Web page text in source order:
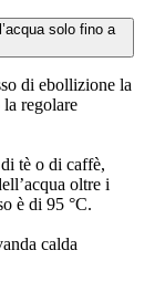
solo fino a
di ebollizione la
regolare
tè o di caffè,
oltre i
è di 95 °C.
calda